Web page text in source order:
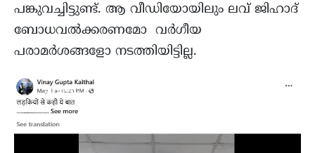
പങ്കുവച്ചിട്ടുണ്ട്. ആ വീഡിയോയിലും ലവ് ജിഹാദ്
ബോധവല്‍ക്കരണമോ വർഗീയ
പരാമര്‍ശങ്ങളോ നടത്തിയിട്ടില്ല.